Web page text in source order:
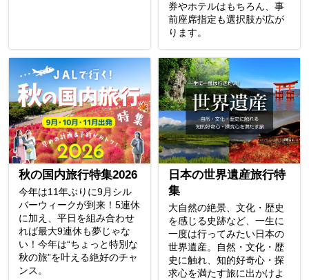
券やホテルはもちろん、事
前座席指定も選択肢が広が
ります。
秋の国内旅行特集2026
今年は11年ぶりに9月シル
バーウィークが到来！5連休
に加え、平日を組み合わせ
れば最大9連休も夢じゃな
い！今年は“ちょっと特別な
秋の旅”を叶える絶好のチャ
ンス。
日本の世界遺産旅行特
集
大自然の絶景、文化・歴史
を感じる史跡など、一生に
一度は行ってみたい日本の
世界遺産。自然・文化・歴
史に触れ、知的好奇心・探
求心を満たす旅に出かけよ